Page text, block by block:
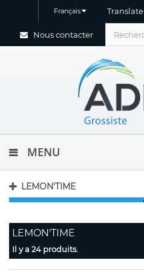
Translate
Français
Nous contacter
MENU
LEMON'TIME
LEMON'TIME
Il y a 24 produits.